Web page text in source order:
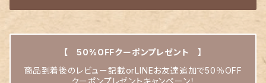
【 50%OFFクーポンプレゼント 】
商品到着後のレビュー記載orLINEお友達追加で50％OFF